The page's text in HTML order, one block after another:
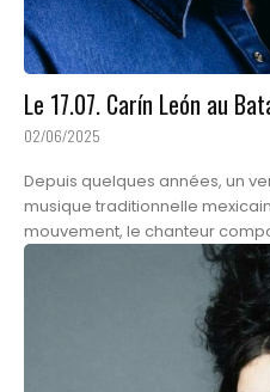
Le 17.07. Carín León au
02/06/2025
Depuis quelques années, un
musique traditionnelle
mouvement, le chanteur